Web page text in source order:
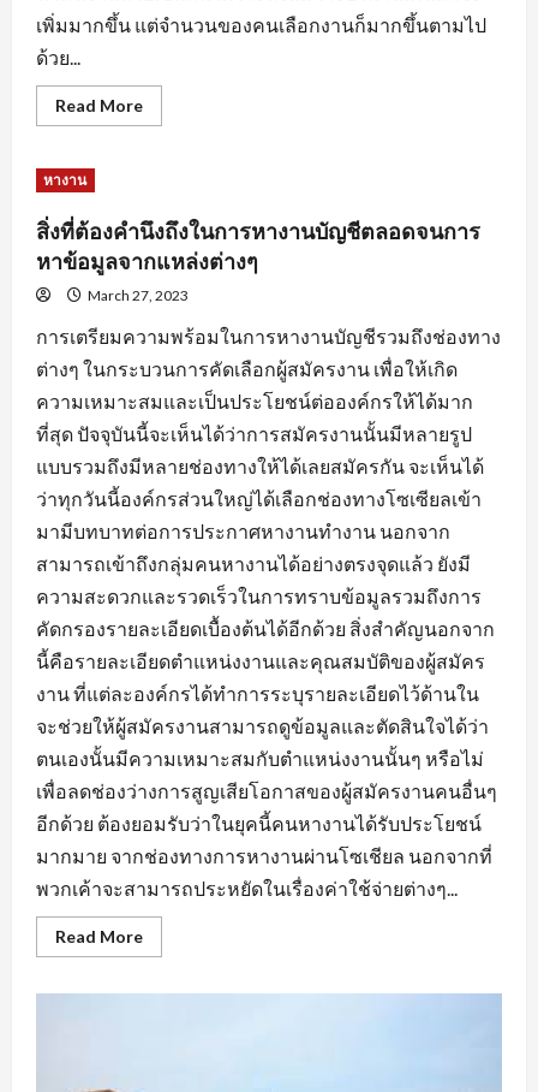
เพิ่มมากขึ้น แต่จำนวนของคนเลือกงานก็มากขึ้นตามไป
ด้วย...
Read MoreRead
more
สำหรับ
คน
หา
คน
เพื่อ
ให้การ
งาน
ไป
ดี
หางาน
สิ่งที่ต้องคำนึงถึงในการหางานบัญชีตลอดจนการ
หาข้อมูลจากแหล่งต่างๆ
March 27, 2023
การเตรียมความพร้อมในการหางานบัญชีรวมถึงช่องทาง
ต่างๆ ในกระบวนการคัดเลือกผู้สมัครงาน เพื่อให้เกิด
ความเหมาะสมและเป็นประโยชน์ต่อองค์กรให้ได้มาก
ที่สุด ปัจจุบันนี้จะเห็นได้ว่าการสมัครงานนั้นมีหลายรูป
แบบรวมถึงมีหลายช่องทางให้ได้เลยสมัครกัน จะเห็นได้
ว่าทุกวันนี้องค์กรส่วนใหญ่ได้เลือกช่องทางโซเซียลเข้า
มามีบทบาทต่อการประกาศหางานทำงาน นอกจาก
สามารถเข้าถึงกลุ่มคนหางานได้อย่างตรงจุดแล้ว ยังมี
ความสะดวกและรวดเร็วในการทราบข้อมูลรวมถึงการ
คัดกรองรายละเอียดเบื้องต้นได้อีกด้วย สิ่งสำคัญนอกจาก
นี้คือรายละเอียดตำแหน่งงานและคุณสมบัติของผู้สมัคร
งาน ที่แต่ละองค์กรได้ทำการระบุรายละเอียดไว้ด้านใน
จะช่วยให้ผู้สมัครงานสามารถดูข้อมูลและตัดสินใจได้ว่า
ตนเองนั้นมีความเหมาะสมกับตำแหน่งงานนั้นๆ หรือไม่
เพื่อลดช่องว่างการสูญเสียโอกาสของผู้สมัครงานคนอื่นๆ
อีกด้วย ต้องยอมรับว่าในยุคนี้คนหางานได้รับประโยชน์
มากมาย จากช่องทางการหางานผ่านโซเชียล นอกจากที่
พวกเค้าจะสามารถประหยัดในเรื่องค่าใช้จ่ายต่างๆ...
Read MoreRead
more